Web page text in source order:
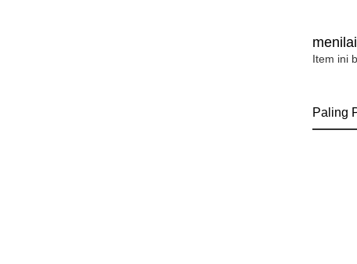
menilai
Item ini
Paling